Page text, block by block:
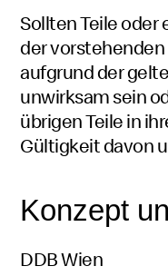
Sollten Teile oder
der
aufgrund der
unwirksam sein
übrigen Teile in
Gültigkeit davon
Konzept
DDB Wien